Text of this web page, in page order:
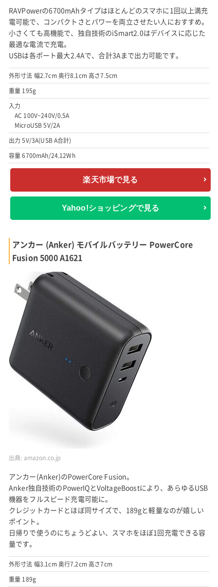
RAVPowerの6700mAhタイプはほとんどのスマホに1回以上満充
電可能で、コンパクトさとパワーを両立させたい人におすすめ。
小さくても高機能で、独自技術のiSmart2.0はデバイスに応じた
最適な電流で充電。
USBは各ポート最大2.4Aで、合計3Aまで出力可能です。
外形寸法 幅2.7cm 奥行8.1cm 高さ7.5cm
重量 195g
入力
AC 100V~240V/0.5A
MicroUSB 5V/2A
出力 5V/3A(USB A合計)
容量 6700mAh/24.12Wh
楽天市場で見る
Yahoo!ショッピングで見る
アンカー (Anker) モバイルバッテリー PowerCore
Fusion 5000 A1621
出典: amazon.co.jp
アンカー(Anker)のPowerCore Fusion。
Anker独自技術のPowerIQとVoltageBoostにより、あらゆるUSB
機器をフルスピード充電可能に。
クレジットカードとほぼ同サイズで、189gと軽量なのが嬉しい
ポイント。
日帰りで使うのにちょうどよい、スマホをほぼ1回充電できる容
量です。
外形寸法 幅3.1cm 奥行7.2cm 高さ7cm
重量 189g